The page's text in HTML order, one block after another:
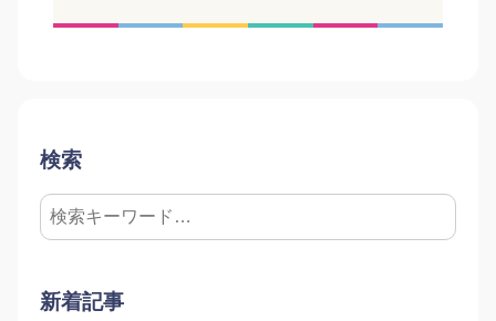
検索
新着記事